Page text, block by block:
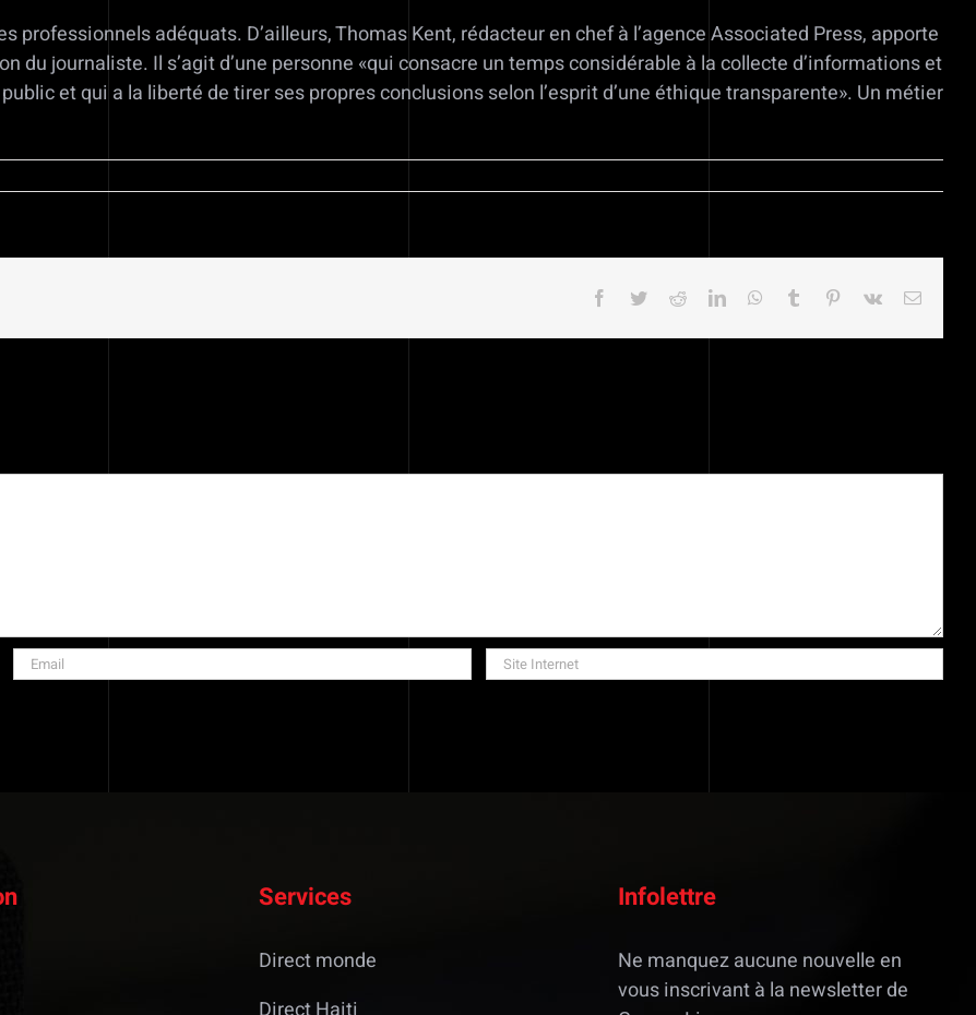
professionnels adéquats. D’ailleurs, Thomas Kent, rédacteur en chef à l’agence Associated Press, apporte
du journaliste. Il s’agit d’une personne «qui consacre un temps considérable à la collecte d’informations et
et qui a la liberté de tirer ses propres conclusions selon l’esprit d’une éthique transparente». Un métier
Facebook
TwitterRedditLinkedInWhatsApp
Tumblr Pinterest
Vk Email
Services
Direct monde
Infolettre
Ne manquez aucune nouvelle en
vous inscrivant à la newsletter de